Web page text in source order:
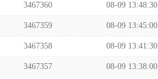
3467360 08-09 13:48:30
3467359 08-09 13:45:00
3467358 08-09 13:41:30
3467357 08-09 13:38:00